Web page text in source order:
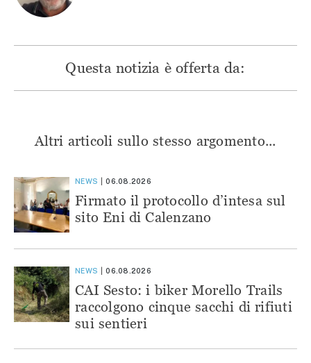
Questa notizia è offerta da:
Altri articoli sullo stesso argomento...
NEWS 06.08.2026
Firmato il protocollo d’intesa sul
sito Eni di Calenzano
NEWS 06.08.2026
CAI Sesto: i biker Morello Trails
raccolgono cinque sacchi di rifiuti
sui sentieri